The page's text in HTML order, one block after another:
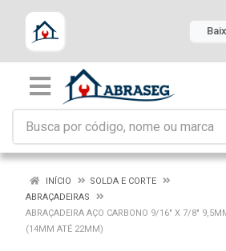
INÍCIO
SOLDA E CORTE
ABRAÇADEIRAS
ABRAÇADEIRA AÇO CARBONO 9/16" X 7/8"
(14MM ATÉ 22MM)